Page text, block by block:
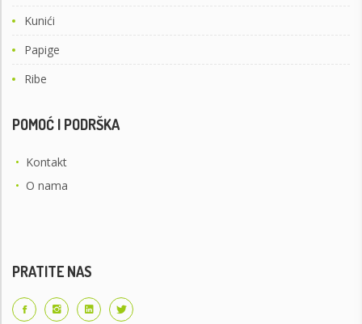
Kunići
Papige
Ribe
POMOĆ I PODRŠKA
• Kontakt
• O nama
PRATITE NAS